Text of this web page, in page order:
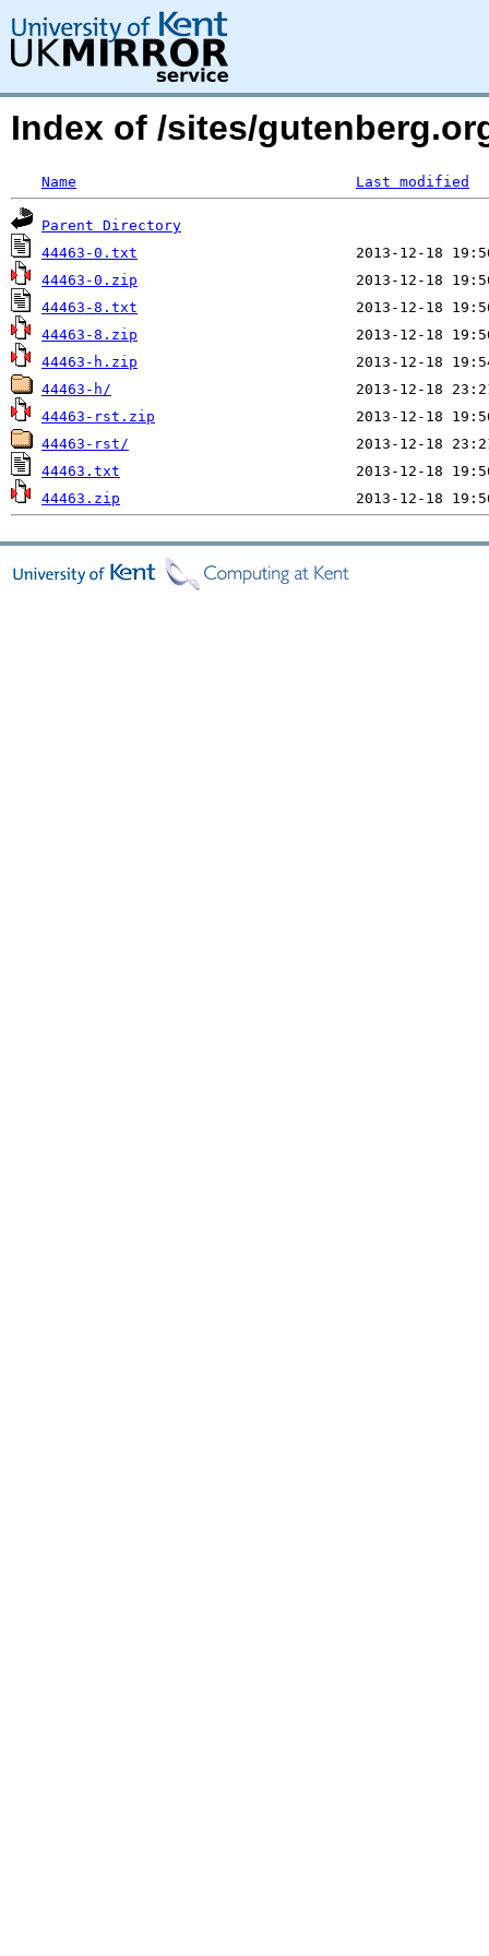
Index of /sites/
Name Last modified
Parent Directory
44463-0.txt
44463-0.zip
44463-8.txt
44463-8.zip
44463-h.zip
44463-h/
44463-rst.zip
44463-rst/
44463.txt
44463.zip